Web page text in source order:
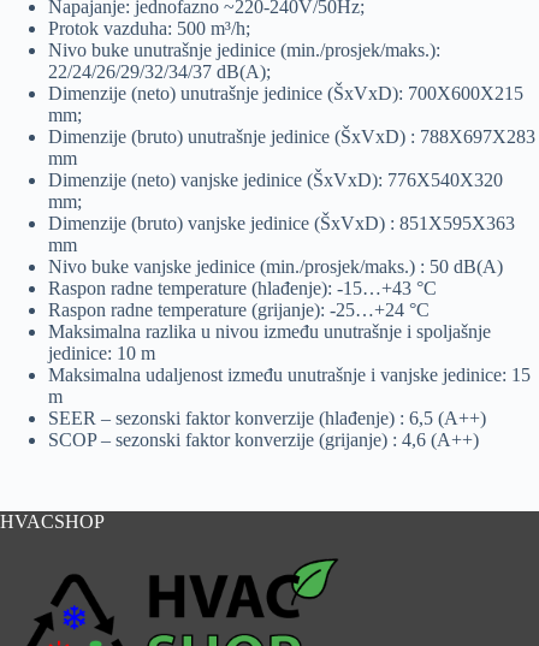
Napajanje: jednofazno ~220-240V/50Hz;
Protok vazduha: 500 m³/h;
Nivo buke unutrašnje jedinice (min./prosjek/maks.):
22/24/26/29/32/34/37 dB(A);
Dimenzije (neto) unutrašnje jedinice (ŠxVxD): 700X600X215
mm;
Dimenzije (bruto) unutrašnje jedinice (ŠxVxD) : 788X697X283
mm
Dimenzije (neto) vanjske jedinice (ŠxVxD): 776X540X320
mm;
Dimenzije (bruto) vanjske jedinice (ŠxVxD) : 851X595X363
mm
Nivo buke vanjske jedinice (min./prosjek/maks.) : 50 dB(A)
Raspon radne temperature (hlađenje): -15…+43 °C
Raspon radne temperature (grijanje): -25…+24 °C
Maksimalna razlika u nivou između unutrašnje i spoljašnje
jedinice: 10 m
Maksimalna udaljenost između unutrašnje i vanjske jedinice: 15
m
SEER – sezonski faktor konverzije (hlađenje) : 6,5 (A++)
SCOP – sezonski faktor konverzije (grijanje) : 4,6 (A++)
HVACSHOP